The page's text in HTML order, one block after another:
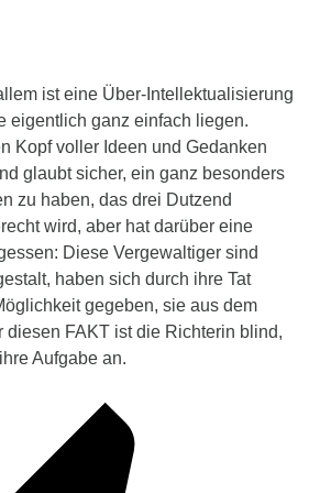
ist eine Über-Intellektualisierung
eigentlich ganz einfach liegen.
Kopf voller Ideen und Gedanken
glaubt sicher, ein ganz besonders
zu haben, das drei Dutzend
wird, aber hat darüber eine
Diese Vergewaltiger sind
haben sich durch ihre Tat
gegeben, sie aus dem
diesen FAKT ist die Richterin blind,
Aufgabe an.